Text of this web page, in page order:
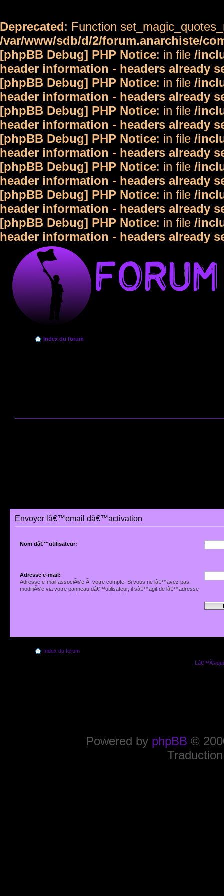
Deprecated: Function
/var/www/sdb/d/2/forum.anarchiste/
[phpBB Debug] PHP Notice: in file /
header information - headers already
[phpBB Debug] PHP Notice: in file /
header information - headers already
[phpBB Debug] PHP Notice: in file /
header information - headers already
[phpBB Debug] PHP Notice: in file /
header information - headers already
[phpBB Debug] PHP Notice: in file /
header information - headers already
[phpBB Debug] PHP Notice: in file /
header information - headers already
[phpBB Debug] PHP Notice: in file /
header information - headers already
Index du forum
Envoyer lâ€™email dâ€™activation
Nom dâ€™utilisateur:
Adresse e-mail:
Adresse e-mail associÃ©e Ã votre compte. Si vous ne lâ€™avez pas
modifiÃ©e via votre panneau dâ€™utilisateur, il sâ€™agit de lâ€™adresse
que vous avez fournie lors de votre inscription.
Index du forum
Powered by phpBB ©